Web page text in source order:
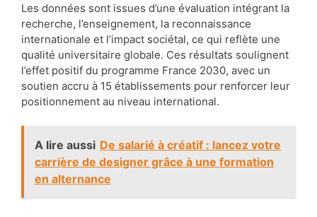
Les données sont issues d’une évaluation intégrant la
recherche, l’enseignement, la reconnaissance
internationale et l’impact sociétal, ce qui reflète une
qualité universitaire globale. Ces résultats soulignent
l’effet positif du programme France 2030, avec un
soutien accru à 15 établissements pour renforcer leur
positionnement au niveau international.
A lire aussi De salarié à créatif : lancez votre
carrière de designer grâce à une formation
en alternance